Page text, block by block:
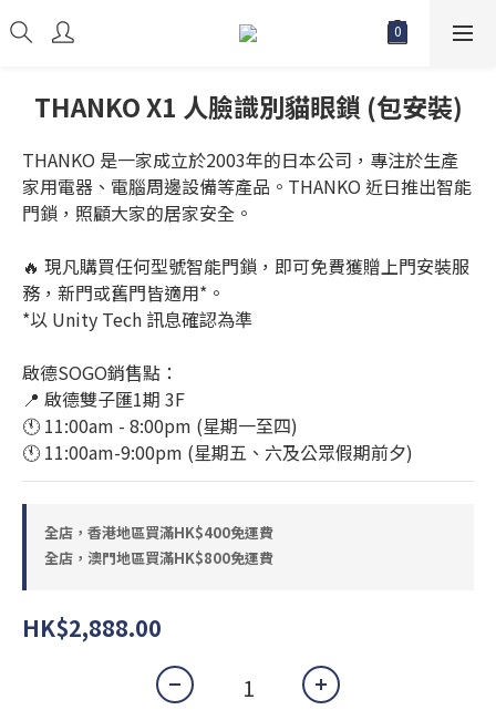
THANKO X1 人臉識別貓眼鎖 (包安裝)
THANKO 是一家成立於2003年的日本公司，專注於生產
家用電器、電腦周邊設備等產品。THANKO 近日推出智能
門鎖，照顧大家的居家安全。
🔥 現凡購買任何型號智能門鎖，即可免費獲贈上門安裝服
務，新門或舊門皆適用*。
*以 Unity Tech 訊息確認為準
啟德SOGO銷售點：
📍 啟德雙子匯1期 3F
🕚 11:00am - 8:00pm (星期一至四)
🕚 11:00am-9:00pm (星期五、六及公眾假期前夕)
全店，香港地區買滿HK$400免運費
全店，澳門地區買滿HK$800免運費
HK$2,888.00